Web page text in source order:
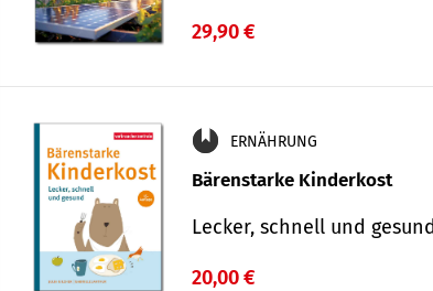
29,90 €
ERNÄHRUNG
Bärenstarke Kinderkost
Lecker, schnell und
20,00 €